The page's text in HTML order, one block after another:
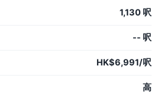
1,130 呎
-- 呎
HK$6,991/呎
高